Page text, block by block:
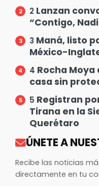
2 Lanzan
“Contigo,
3 Maná, listo
México-
4 Rocha
casa sin
5 Registran
Tirana en la
Querétaro
ÚNETE A
Recibe las noticias
directamente en tu